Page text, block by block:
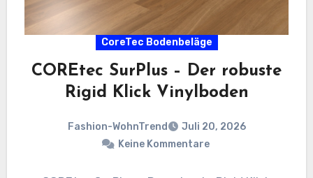
CoreTec Bodenbeläge
COREtec SurPlus – Der robuste
Rigid Klick Vinylboden
Fashion-WohnTrend
Juli 20, 2026
Keine Kommentare